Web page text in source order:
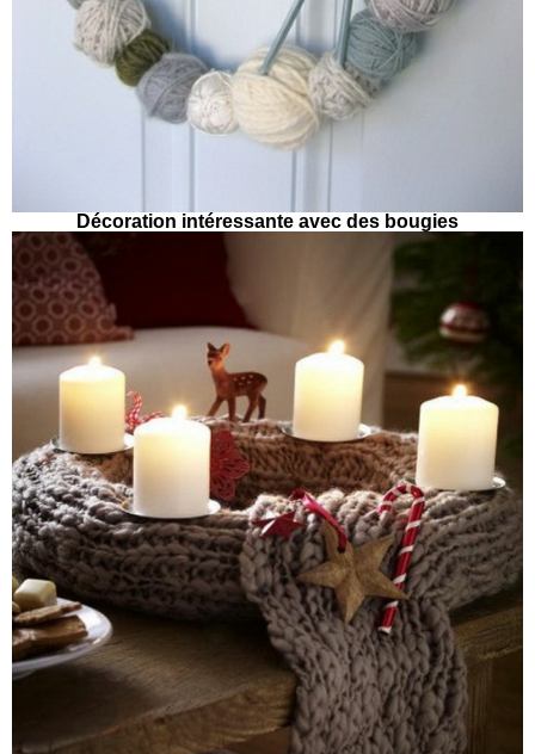
Décoration intéressante avec des bougies